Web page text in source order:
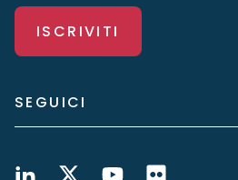
ISCRIVITI
SEGUICI